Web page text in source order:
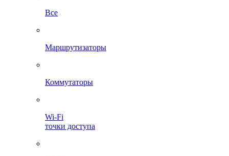
Все
Маршрутизаторы
Коммутаторы
Wi-Fi
точки доступа